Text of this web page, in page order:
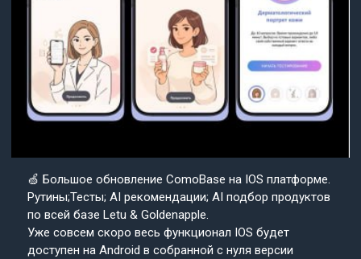
🍏 Большое обновление ComoBase на IOS платформе.
Рутины;Тесты; AI рекомендации; AI подбор продуктов
по всей базе Letu & Goldenapple.
Уже совсем скоро весь функционал IOS будет
доступен на Android в собранной с нуля версии